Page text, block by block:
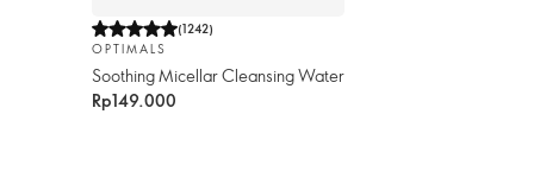
(1242)
OPTIMALS
Soothing Micellar Cleansing Water
Rp149.000